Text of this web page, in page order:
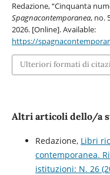
Redazione, “Cinquanta
Spagnacontemporanea, no.
2026. [Online]. Available:
https://
Ulteriori formati di
Altri articoli dello/a
Redazione, Libri
contemporanea.
istituzioni: N. 26